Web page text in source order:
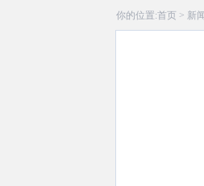
你的位置:首页> 新